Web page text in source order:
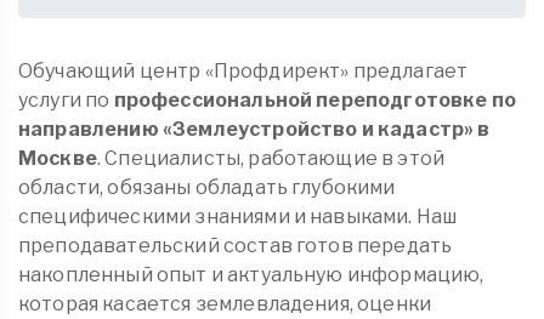
Обучающий центр «Профдирект» предлагает
услуги по профессиональной переподготовке по
направлению «Землеустройство и кадастр» в
Москве. Специалисты, работающие в этой
области, обязаны обладать глубокими
специфическими знаниями и навыками. Наш
преподавательский состав готов передать
накопленный опыт и актуальную информацию,
которая касается землевладения, оценки